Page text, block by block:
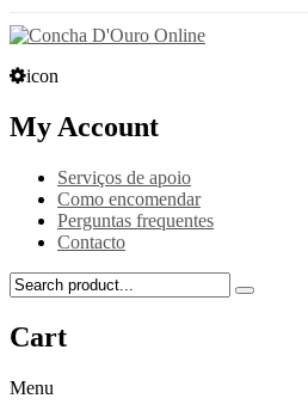
icon
My Account
Serviços de apoio
Como encomendar
Perguntas frequentes
Contacto
Cart
Menu